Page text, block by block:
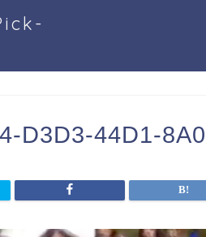
D3D3-44D1-